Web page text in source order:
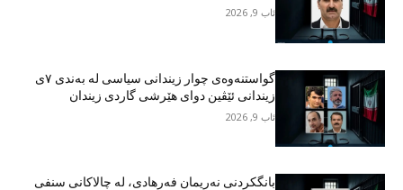
ئاب 9, 2026
گواستنەوەی چوار زیندانی سیاسی لە بەندی ٧ی
زیندانی ئێڤین دوای هێرشی گاردی زیندان
ئاب 9, 2026
بانگکردنی نەریمان فەرهادی، لە چالاکانی سنفی